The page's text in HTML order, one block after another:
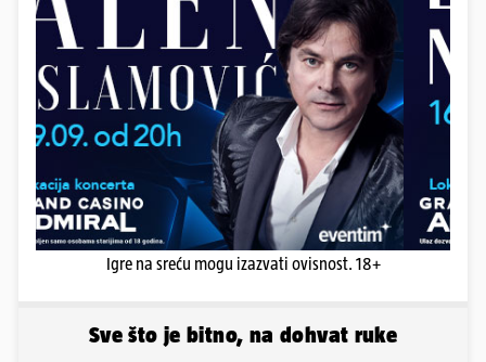
Igre na sreću mogu izazvati ovisnost. 18+
Sve što je bitno, na dohvat ruke